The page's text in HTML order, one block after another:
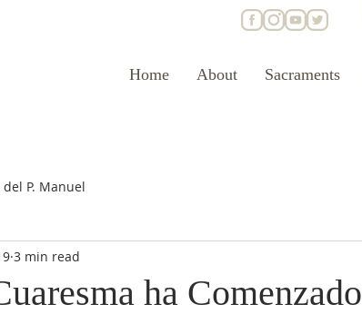
Home About Sacraments
P. Manuel
ha Comenzado
3 min read